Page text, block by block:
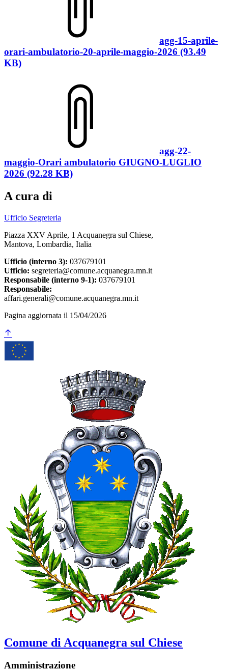
agg-15-aprile-
orari-ambulatorio-20-aprile-maggio-2026 (93.49
KB)
agg-22-
maggio-Orari ambulatorio GIUGNO-LUGLIO
2026 (92.28 KB)
A cura di
Ufficio Segreteria
Piazza XXV Aprile, 1 Acquanegra sul Chiese,
Mantova, Lombardia, Italia
Ufficio (interno 3): 037679101
Ufficio: segreteria@comune.acquanegra.mn.it
Responsabile (interno 9-1): 037679101
Responsabile:
affari.generali@comune.acquanegra.mn.it
Pagina aggiornata il 15/04/2026
Comune di Acquanegra sul Chiese
Amministrazione